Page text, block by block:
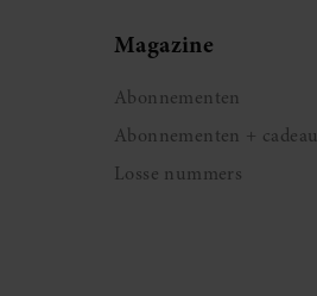
Magazine
Abonnementen
Abonnementen + cadeau
Losse nummers